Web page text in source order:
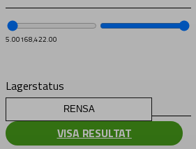
5.00168,422.00
Lagerstatus
RENSA
VISA RESULTAT